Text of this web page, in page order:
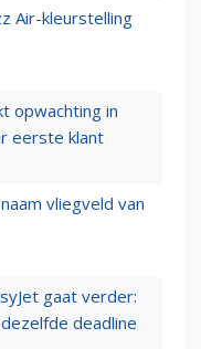
Air-kleurstelling
opwachting in
eerste klant
vliegveld van
gaat verder:
deadline